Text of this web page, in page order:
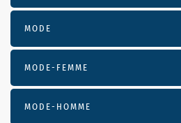
MODE
MODE-FEMME
MODE-HOMME